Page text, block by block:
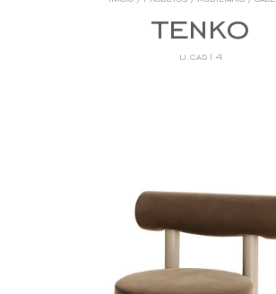
tenko
u.cad14